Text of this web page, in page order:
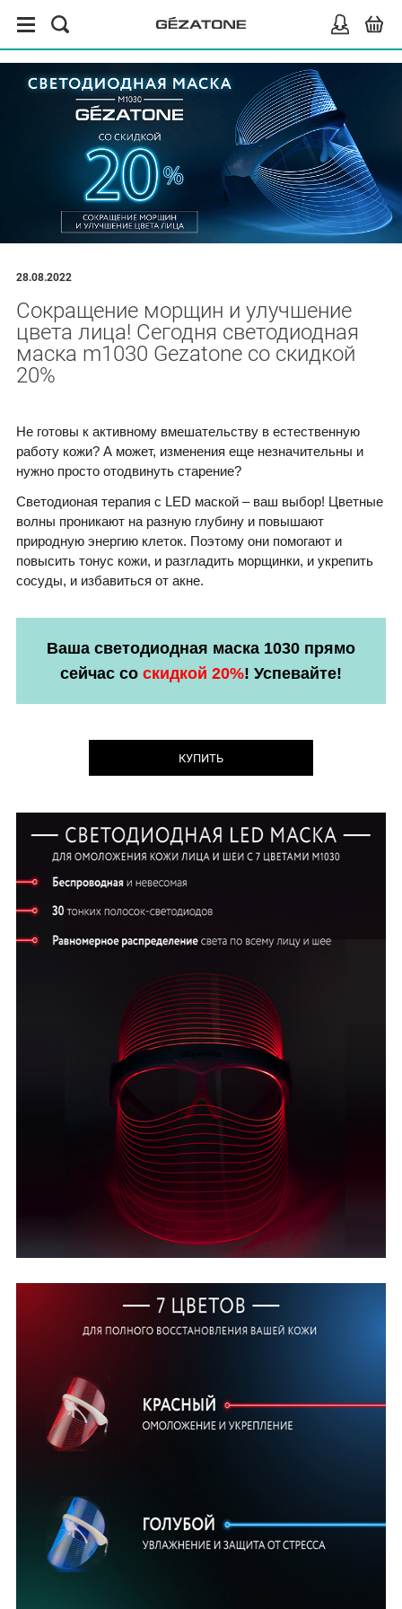
28.08.2022
Сокращение морщин и улучшение
цвета лица! Сегодня светодиодная
маска m1030 Gezatone со скидкой
20%
Не готовы к активному вмешательству в естественную
работу кожи? А может, изменения еще незначительны и
нужно просто отодвинуть старение?
Светодионая терапия с LED маской – ваш выбор! Цветные
волны проникают на разную глубину и повышают
природную энергию клеток. Поэтому они помогают и
повысить тонус кожи, и разгладить морщинки, и укрепить
сосуды, и избавиться от акне.
Ваша светодиодная маска 1030 прямо
сейчас со скидкой 20%! Успевайте!
КУПИТЬ